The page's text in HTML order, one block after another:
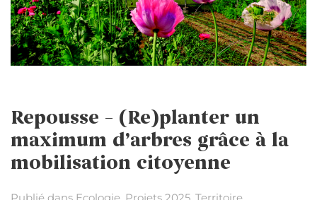
Repousse – (Re)planter un
maximum d’arbres grâce à la
mobilisation citoyenne